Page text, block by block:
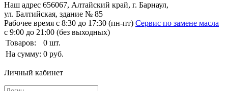
Наш адрес 656067, Алтайский край, г. Барнаул,
ул. Балтийская, здание № 85
Рабочее время с 8:30 до 17:30 (пн-пт) Сервис по замене масла
с 9:00 до 21:00 (без выходных)
Товаров:
0 шт.
На сумму: 0 руб.
Личный кабинет